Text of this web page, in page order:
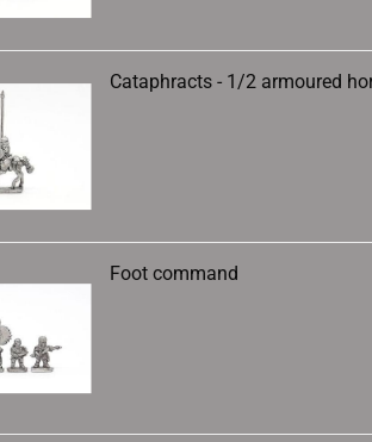
Cataphracts - 1/2 armoured
Foot command